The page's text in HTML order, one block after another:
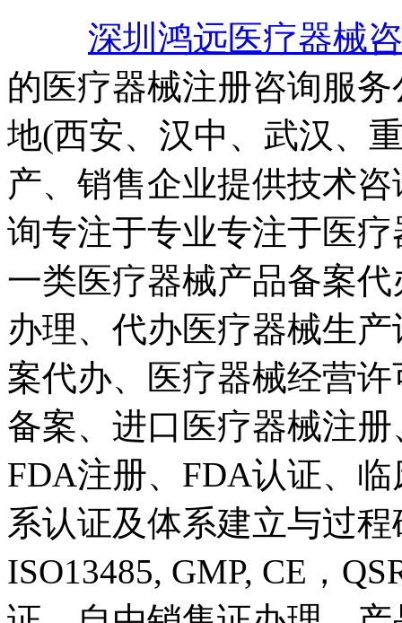
深圳鸿远医疗器械
的医疗器械注册咨询服
地(西安、汉中、武汉、
产、销售企业提供技术
询专注于专业专注于医
一类医疗器械产品备案
办理、代办医疗器械生
案代办、医疗器械经营
备案、进口医疗器械注册
FDA注册、FDA认证、
系认证及体系建立与过
ISO13485, GMP, CE，